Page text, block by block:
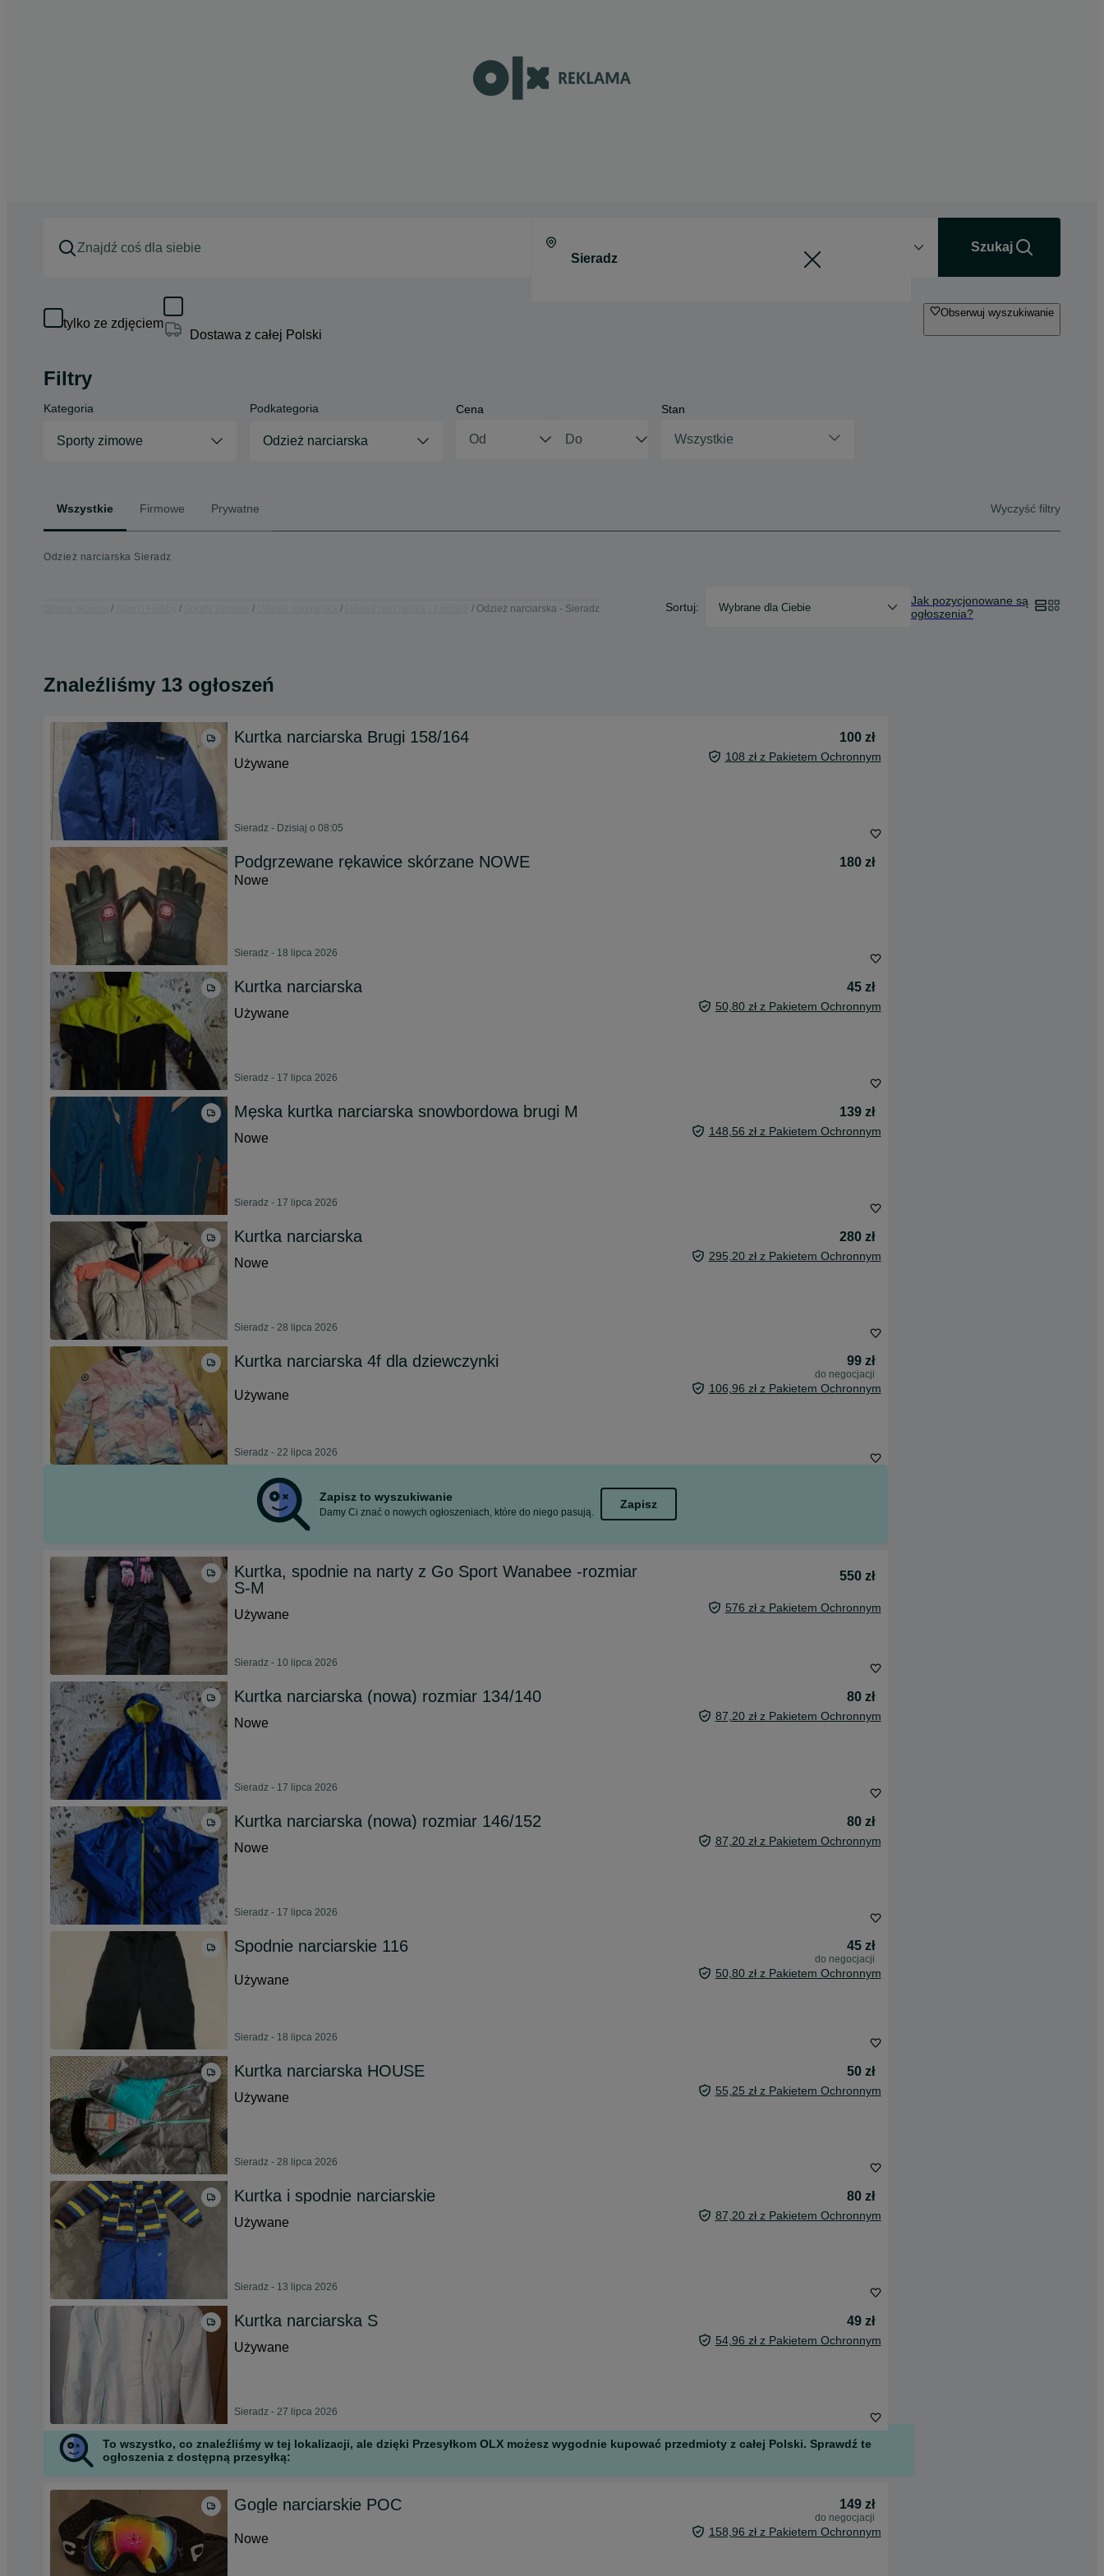
Szukaj
tylko ze zdjęciem
Dostawa z całej Polski
Obserwuj wyszukiwanie
Filtry
Kategoria
Sporty zimowe
Podkategoria
Odzież narciarska
Cena Stan
Wszystkie
Wszystkie Firmowe Prywatne Wyczyść filtry
Odzież narciarska Sieradz
Odzież narciarska - Sieradz Sortuj: Wybrane dla Ciebie
Jak pozycjonowane są
ogłoszenia?
Znaleźliśmy 13 ogłoszeń
Kurtka narciarska Brugi 158/164
100 zł
Używane
108 zł z Pakietem Ochronnym
Sieradz - Dzisiaj o 08:05
Podgrzewane rękawice skórzane NOWE
180 zł
Nowe
Sieradz - 18 lipca 2026
Kurtka narciarska
45 zł
Używane
50,80 zł z Pakietem Ochronnym
Sieradz - 17 lipca 2026
Męska kurtka narciarska snowbordowa brugi M
139 zł
Nowe
148,56 zł z Pakietem Ochronnym
Sieradz - 17 lipca 2026
Kurtka narciarska
280 zł
Nowe
295,20 zł z Pakietem Ochronnym
Sieradz - 28 lipca 2026
Kurtka narciarska 4f dla dziewczynki 99 zł
do negocjacji
Używane 106,96 zł z Pakietem Ochronnym
Sieradz - 22 lipca 2026
Zapisz to wyszukiwanie
Damy Ci znać o nowych ogłoszeniach, które do niego pasują.
Zapisz
Kurtka, spodnie na narty z Go Sport Wanabee -rozmiar
S-M
550 zł
Używane 576 zł z Pakietem Ochronnym
Sieradz - 10 lipca 2026
Kurtka narciarska (nowa) rozmiar 134/140
80 zł
Nowe
87,20 zł z Pakietem Ochronnym
Sieradz - 17 lipca 2026
Kurtka narciarska (nowa) rozmiar 146/152
80 zł
Nowe
87,20 zł z Pakietem Ochronnym
Sieradz - 17 lipca 2026
Spodnie narciarskie 116 45 zł
do negocjacji
Używane 50,80 zł z Pakietem Ochronnym
Sieradz - 18 lipca 2026
Kurtka narciarska HOUSE
50 zł
Używane
55,25 zł z Pakietem Ochronnym
Sieradz - 28 lipca 2026
Kurtka i spodnie narciarskie
80 zł
Używane
87,20 zł z Pakietem Ochronnym
Sieradz - 13 lipca 2026
Kurtka narciarska S
49 zł
Używane
54,96 zł z Pakietem Ochronnym
Sieradz - 27 lipca 2026
To wszystko, co znaleźliśmy w tej lokalizacji, ale dzięki Przesyłkom OLX możesz wygodnie kupować przedmioty z całej Polski. Sprawdź te
ogłoszenia z dostępną przesyłką:
Gogle narciarskie POC 149 zł
do negocjacji
Nowe 158,96 zł z Pakietem Ochronnym